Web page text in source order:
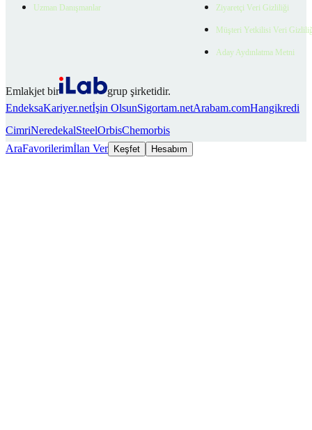
Uzman Danışmanlar Ziyaretçi Veri Gizliliği
Müşteri Yetkilisi Veri
Aday Aydınlatma Metni
Emlakjet bir
grup şirketidir.
EndeksaKariyer.netİşin OlsunSigortam.netArabam.comHangikredi
CimriNeredekalSteelOrbisChemorbis
AraFavorilerimİlan Ver Keşfet Hesabım